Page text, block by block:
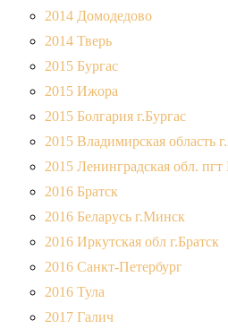
2014 Домодедово
2014 Тверь
2015 Бургас
2015 Ижора
2015 Болгария г.Бургас
2015 Владимирская область
2015 Ленинградская обл.
2016 Братск
2016 Беларусь г.Минск
2016 Иркутская обл г.Братск
2016 Санкт-Петербург
2016 Тула
2017 Галич